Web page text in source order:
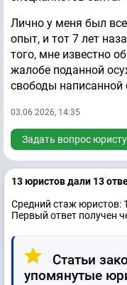
Лично у меня был
опыт, и тот 7 лет
того, мне известно
жалобе поданной
свободы написанной
03.06.2026, 14:35
Задать вопрос юристу
13 юристов дали 13
Средний стаж юристов:
Первый ответ получен
Статьи
упомянутые